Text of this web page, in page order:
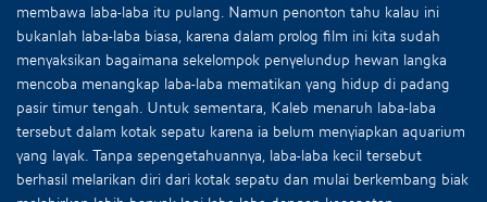
membawa laba-laba itu pulang. Namun penonton tahu kalau ini
bukanlah laba-laba biasa, karena dalam prolog film ini kita sudah
menyaksikan bagaimana sekelompok penyelundup hewan langka
mencoba menangkap laba-laba mematikan yang hidup di padang
pasir timur tengah. Untuk sementara, Kaleb menaruh laba-laba
tersebut dalam kotak sepatu karena ia belum menyiapkan aquarium
yang layak. Tanpa sepengetahuannya, laba-laba kecil tersebut
berhasil melarikan diri dari kotak sepatu dan mulai berkembang biak